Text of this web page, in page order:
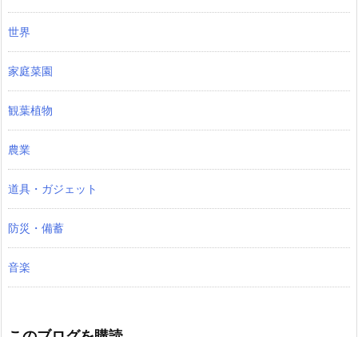
世界
家庭菜園
観葉植物
農業
道具・ガジェット
防災・備蓄
音楽